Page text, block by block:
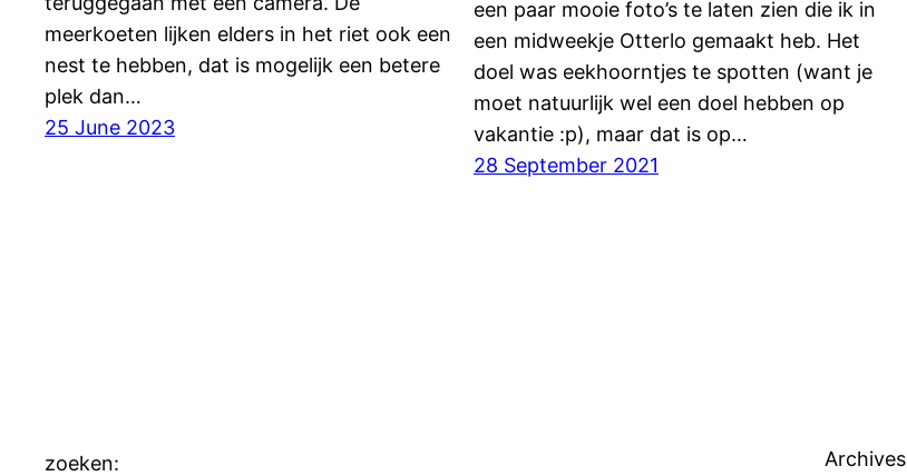
meerkoeten lijken elders in het riet ook een
nest te hebben, dat is mogelijk een betere
plek dan…
25 June 2023
een paar mooie foto’s te laten zien die ik in
een midweekje Otterlo gemaakt heb. Het
doel was eekhoorntjes te spotten (want je
moet natuurlijk wel een doel hebben op
vakantie :p), maar dat is op…
28 September 2021
zoeken: Archives